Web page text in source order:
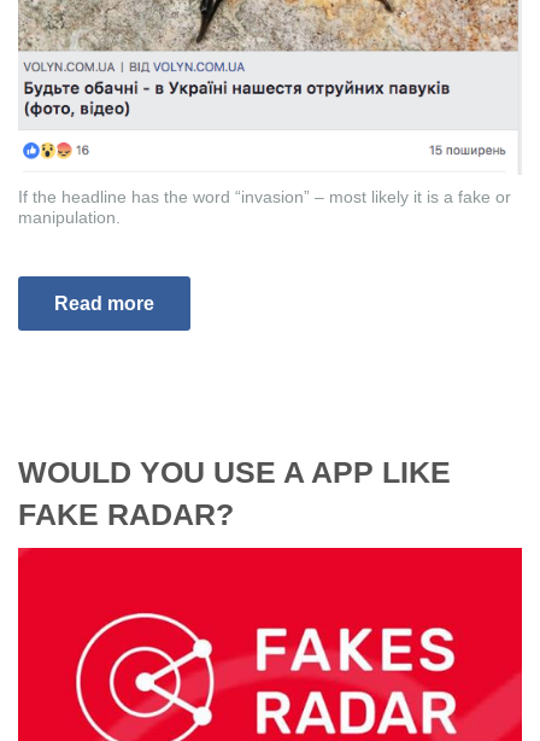
If the headline has the word “invasion” – most likely it is a fake or
manipulation.
Read more
WOULD YOU USE A APP LIKE
FAKE RADAR?